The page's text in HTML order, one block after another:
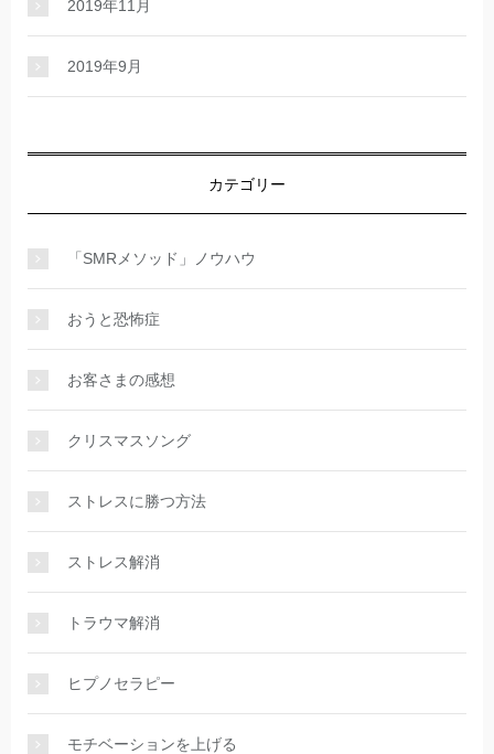
2019年11月
2019年9月
カテゴリー
「SMRメソッド」ノウハウ
おうと恐怖症
お客さまの感想
クリスマスソング
ストレスに勝つ方法
ストレス解消
トラウマ解消
ヒプノセラピー
モチベーションを上げる